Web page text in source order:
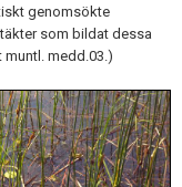
genomsökte
som bildat dessa
muntl. medd.03.)